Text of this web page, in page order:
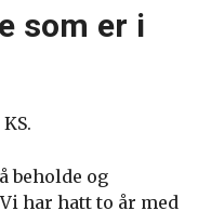
som er i
beholde og
har hatt to år med